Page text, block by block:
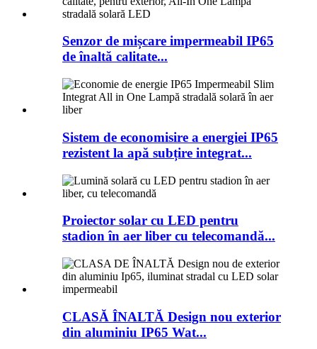
Senzor de mișcare impermeabil IP65
de înaltă calitate...
Sistem de economisire a energiei IP65
rezistent la apă subțire integrat...
Proiector solar cu LED pentru
stadion în aer liber cu telecomandă...
CLASĂ ÎNALTĂ Design nou exterior
din aluminiu IP65 Wat...